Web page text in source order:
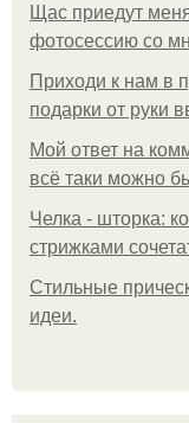
Щас приедут
фотосессию со
Приходи к нам в
подарки от руки
Мой ответ на
всё таки можно
Челка - шторка:
стрижками
Стильные
идеи.